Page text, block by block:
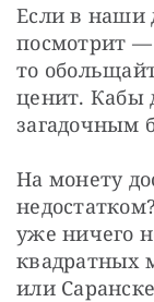
Если в наши
посмотрит —
то
ценит. Кабы
загадочным
На монету
уже ничего
квадратных
или